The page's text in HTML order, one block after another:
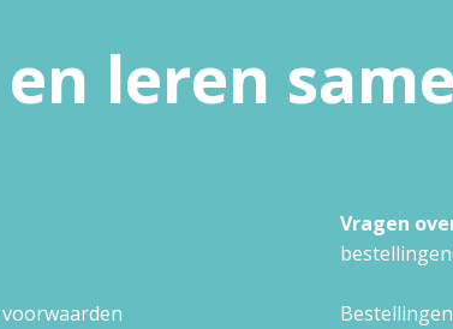
leren
Vragen